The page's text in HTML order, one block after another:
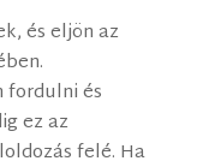
és eljön az
fordulni és
ez az
felé. Ha